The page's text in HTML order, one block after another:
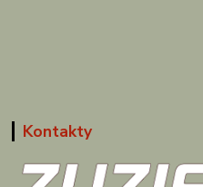
Kontakty